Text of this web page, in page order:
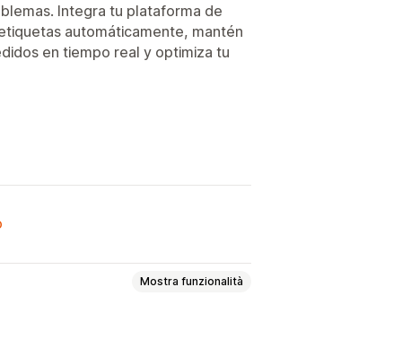
Integra tu plataforma de
automáticamente, mantén
en tiempo real y optimiza tu
Mostra funzionalità